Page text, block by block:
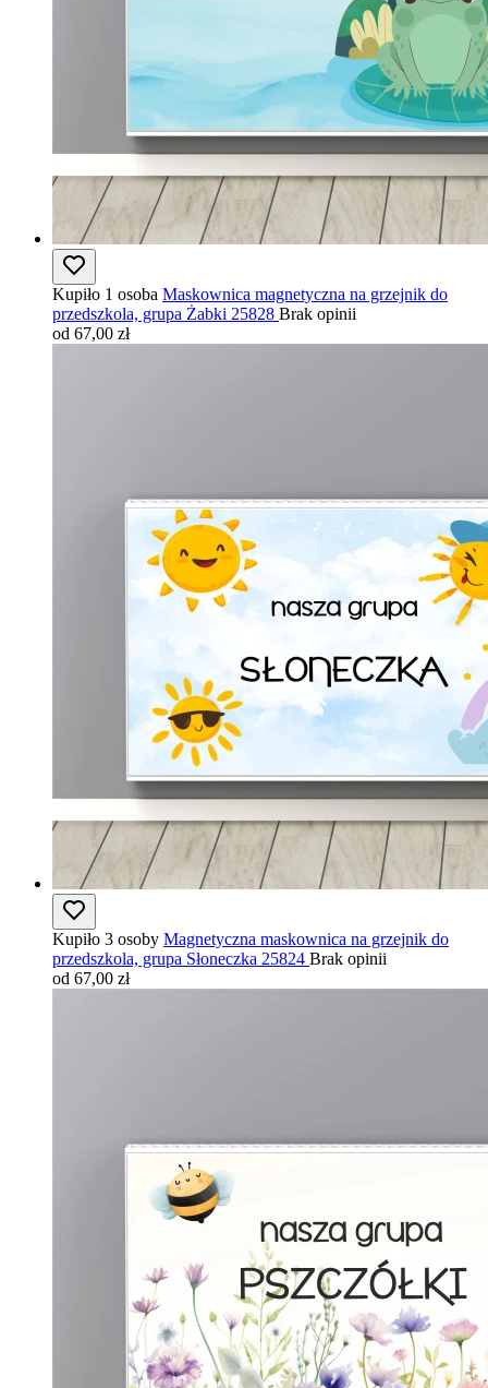
Kupiło 1 osoba Maskownica magnetyczna na grzejnik do
przedszkola, grupa Żabki 25828 Brak opinii
od 67,00 zł
Kupiło 3 osoby Magnetyczna maskownica na grzejnik do
przedszkola, grupa Słoneczka 25824 Brak opinii
od 67,00 zł